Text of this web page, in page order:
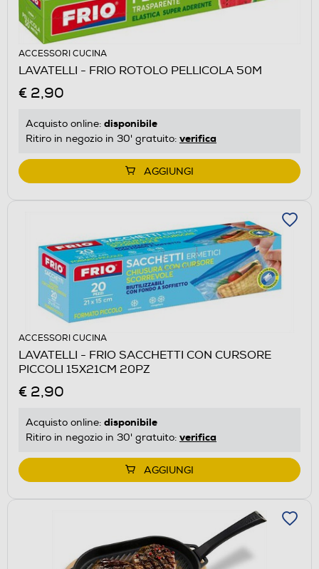
ACCESSORI CUCINA
LAVATELLI - FRIO ROTOLO PELLICOLA 50M
€ 2,90
Acquisto online: disponibile
Ritiro in negozio in 30' gratuito: verifica
AGGIUNGI
ACCESSORI CUCINA
LAVATELLI - FRIO SACCHETTI CON CURSORE
PICCOLI 15X21CM 20PZ
€ 2,90
Acquisto online: disponibile
Ritiro in negozio in 30' gratuito: verifica
AGGIUNGI